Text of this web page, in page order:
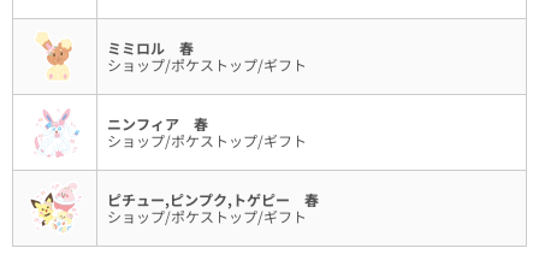
ミミロル 春
ショップ/ポケストップ/ギフト
ニンフィア 春
ショップ/ポケストップ/ギフト
ピチュー,ピンプク,トゲピー 春
ショップ/ポケストップ/ギフト